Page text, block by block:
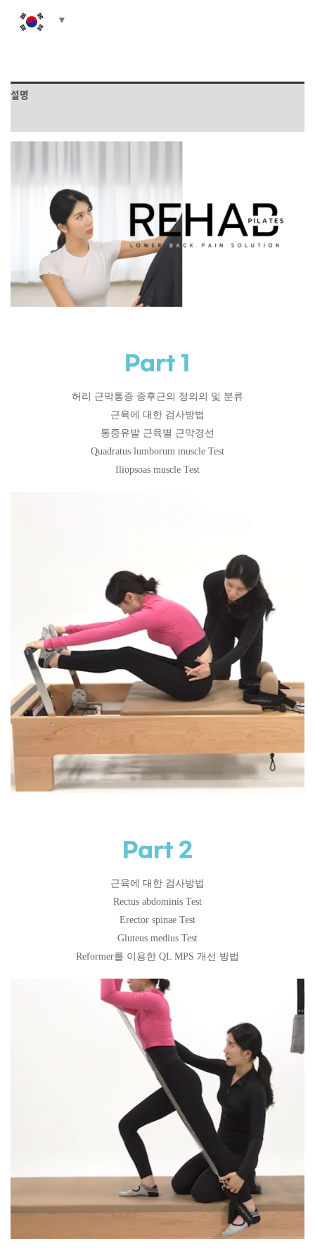
설명
Part 1
허리 근막통증 증후근의 정의의 및 분류
근육에 대한 검사방법
통증유발 근육별 근막경선
Quadratus lumborum muscle Test
Iliopsoas muscle Test
Part 2
근육에 대한 검사방법
Rectus abdominis Test
Erector spinae Test
Gluteus medius Test
Reformer를 이용한 QL MPS 개선 방법